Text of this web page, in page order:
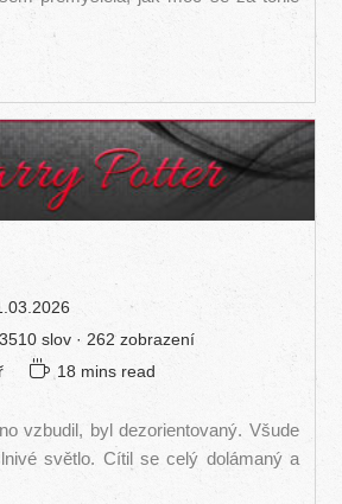
3510 slov · 262 zobrazení
Čas
čtení:
18 mins read
vzbudil, byl dezorientovaný. Všude
světlo. Cítil se celý dolámaný a